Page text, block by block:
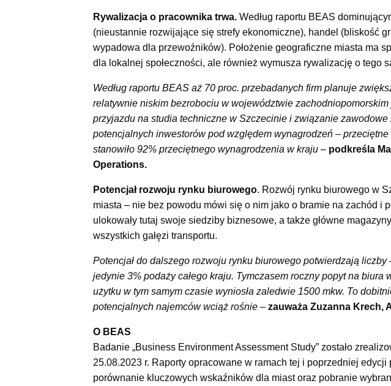
Rywalizacja o pracownika trwa. Według raportu BEAS
(nieustannie rozwijające się strefy ekonomiczne), handel (bliskość
wypadowa dla przewoźników). Położenie geograficzne miasta ma
dla lokalnej społeczności, ale również wymusza rywalizację o tego
Według raportu BEAS aż 70 proc. przebadanych firm planuje
relatywnie niskim bezrobociu w województwie
przyjazdu na studia techniczne w Szczecinie i związanie
potencjalnych inwestorów pod względem wynagrodzeń –
stanowiło 92% przeciętnego wynagrodzenia w kraju – podkreśla
Operations.
Potencjał rozwoju rynku biurowego. Rozwój rynku biurowego w
miasta – nie bez powodu mówi się o nim jako o bramie na zachód i
ulokowały tutaj swoje siedziby biznesowe, a także główne
wszystkich gałęzi transportu.
Potencjał do dalszego rozwoju rynku biurowego potwierdzają
jedynie 3% podaży całego kraju. Tymczasem roczny popyt na
użytku w tym samym czasie wyniosła zaledwie 1500 mkw. To
potencjalnych najemców wciąż rośnie – zauważa Zuzanna Krech,
O BEAS
Badanie „Business Environment Assessment Study” zostało
25.08.2023 r. Raporty opracowane w ramach tej i poprzedniej
porównanie kluczowych wskaźników dla miast oraz pobranie